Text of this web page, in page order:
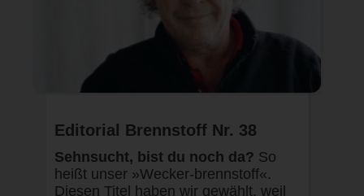
Editorial Brennstoff Nr. 38
Sehnsucht, bist du noch da? So
heißt unser »Wecker-brennstoff«.
Diesen Titel haben wir gewählt, weil